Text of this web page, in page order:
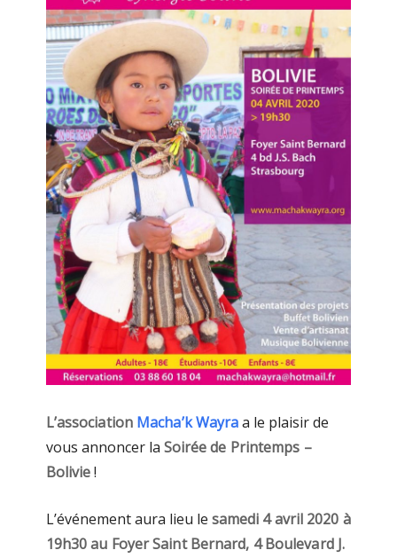
L’association Macha’k Wayraa le plaisir de
vous annoncer la Soirée de Printemps –
Bolivie!
L’événement aura lieu le samedi 4 avril 2020 à
19h30 au Foyer Saint Bernard, 4 Boulevard J.